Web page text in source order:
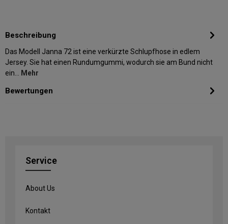
Beschreibung
Das Modell Janna 72 ist eine verkürzte Schlupfhose in edlem
Jersey. Sie hat einen Rundumgummi, wodurch sie am Bund nicht
ein…
Mehr
Bewertungen
Service
About Us
Kontakt